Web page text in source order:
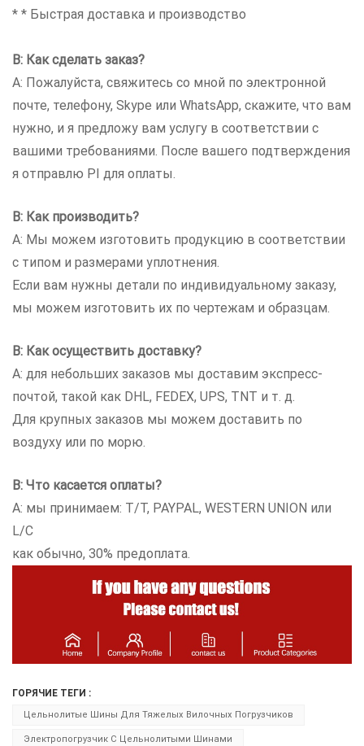
* * Быстрая доставка и производство
В: Как сделать заказ?
A: Пожалуйста, свяжитесь со мной по электронной
почте, телефону, Skype или WhatsApp, скажите, что вам
нужно, и я предложу вам услугу в соответствии с
вашими требованиями. После вашего подтверждения
я отправлю PI для оплаты.
В: Как производить?
A: Мы можем изготовить продукцию в соответствии
с типом и размерами уплотнения.
Если вам нужны детали по индивидуальному заказу,
мы можем изготовить их по чертежам и образцам.
В: Как осуществить доставку?
A: для небольших заказов мы доставим экспресс-
почтой, такой как DHL, FEDEX, UPS, TNT и т. д.
Для крупных заказов мы можем доставить по
воздуху или по морю.
В: Что касается оплаты?
A: мы принимаем: T/T, PAYPAL, WESTERN UNION или
L/C
как обычно, 30% предоплата.
ГОРЯЧИЕ ТЕГИ :
Цельнолитые Шины Для Тяжелых Вилочных Погрузчиков
Электропогрузчик С Цельнолитыми Шинами